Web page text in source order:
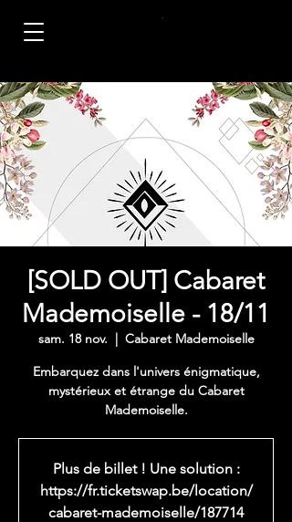
[SOLD OUT] Cabaret
Mademoiselle - 18/11
sam. 18 nov.
  |
Cabaret Mademoiselle
Embarquez dans l'univers énigmatique,
mystérieux et étrange du Cabaret
Mademoiselle.
Plus de billet ! Une solution :
https://fr.ticketswap.be/location/
cabaret-mademoiselle/187714